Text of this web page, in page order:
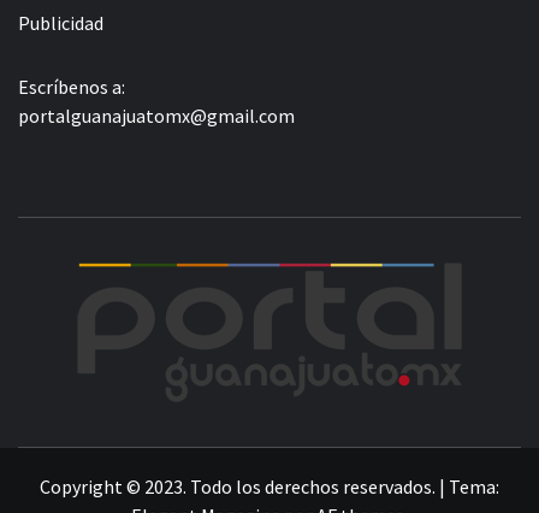
Publicidad
Escríbenos a:
portalguanajuatomx@gmail.com
Copyright © 2023. Todo los derechos reservados. | Tema: